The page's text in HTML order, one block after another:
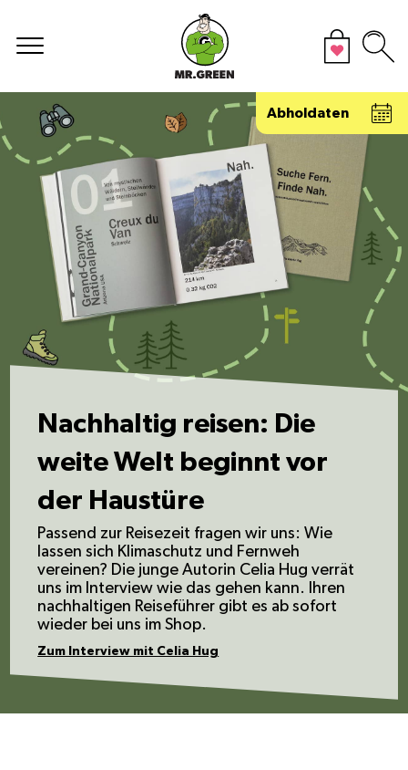
Abholdaten
Nachhaltig reisen: Die
weite Welt beginnt vor
der Haustüre
Passend zur Reisezeit fragen wir uns: Wie
lassen sich Klimaschutz und Fernweh
vereinen? Die junge Autorin Celia Hug verrät
uns im Interview wie das gehen kann. Ihren
nachhaltigen Reiseführer gibt es ab sofort
wieder bei uns im Shop.
Zum Interview mit Celia Hug